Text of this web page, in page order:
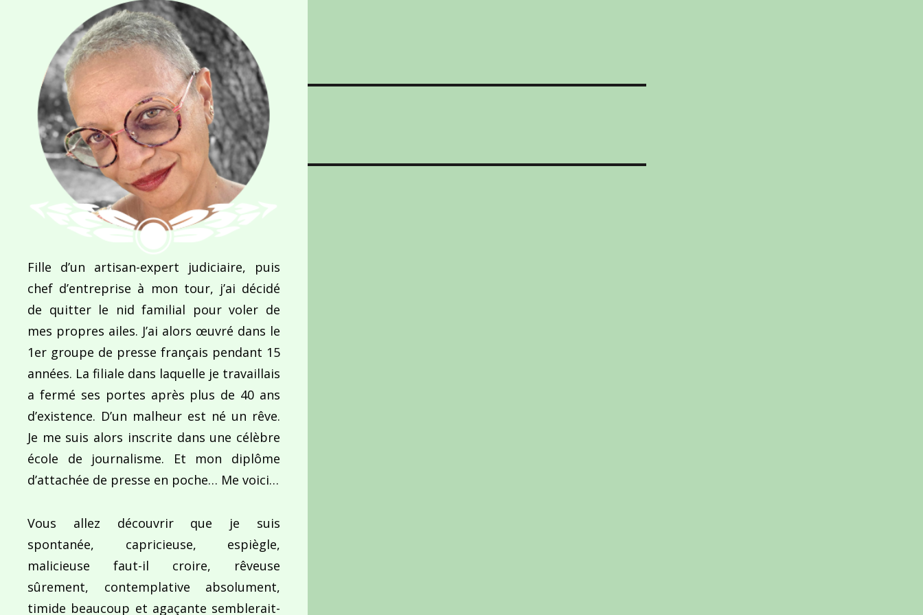
Navigation
l’article
Jordanie : Pays des mille et une nuits
Fille d’un artisan-expert judiciaire, puis
chef d’entreprise à mon tour, j’ai décidé
de quitter le nid familial pour voler de
mes propres ailes. J’ai alors œuvré dans le
1er groupe de presse français pendant 15
années. La filiale dans laquelle je travaillais
a fermé ses portes après plus de 40 ans
d’existence. D’un malheur est né un rêve.
Je me suis alors inscrite dans une célèbre
école de journalisme. Et mon diplôme
d’attachée de presse en poche… Me voici…
Vous allez découvrir que je suis
spontanée, capricieuse, espiègle,
malicieuse faut-il croire, rêveuse
sûrement, contemplative absolument,
timide beaucoup et agaçante semblerait-